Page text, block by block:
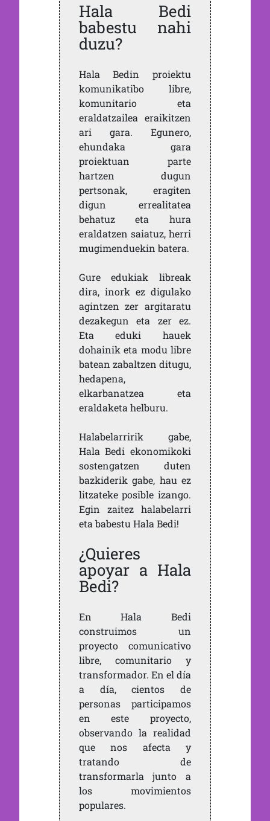
Hala Bedi
babestu nahi
duzu?
Hala Bedin proiektu
komunikatibo libre,
komunitario eta
eraldatzailea eraikitzen
ari gara. Egunero,
ehundaka gara
proiektuan parte
hartzen dugun
pertsonak, eragiten
digun errealitatea
behatuz eta hura
eraldatzen saiatuz, herri
mugimenduekin batera.
Gure edukiak libreak
dira, inork ez digulako
agintzen zer argitaratu
dezakegun eta zer ez.
Eta eduki hauek
dohainik eta modu libre
batean zabaltzen ditugu,
hedapena,
elkarbanatzea eta
eraldaketa helburu.
Halabelarririk gabe,
Hala Bedi ekonomikoki
sostengatzen duten
bazkiderik gabe, hau ez
litzateke posible izango.
Egin zaitez halabelarri
eta babestu Hala Bedi!
¿Quieres
apoyar a Hala
Bedi?
En Hala Bedi
construimos un
proyecto comunicativo
libre, comunitario y
transformador. En el día
a día, cientos de
personas participamos
en este proyecto,
observando la realidad
que nos afecta y
tratando de
transformarla junto a
los movimientos
populares.